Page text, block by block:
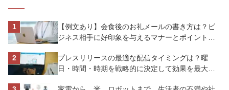
【例文あり】会食後のお礼メールの書き方は？ビ
ジネス相手に好印象を与えるマナーとポイントを
プレスリリースの最適な配信タイミングは？曜
日・時間・時期を戦略的に決定して効果を最大化